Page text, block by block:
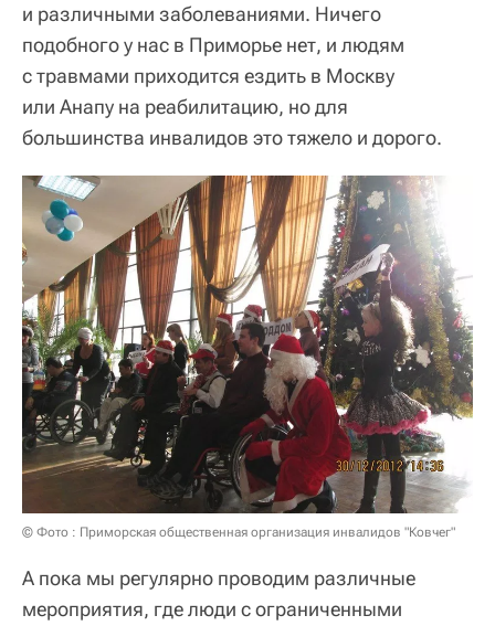
и различными заболеваниями. Ничего
подобного у нас в Приморье нет, и людям
с травмами приходится ездить в Москву
или Анапу на реабилитацию, но для
большинства инвалидов это тяжело и дорого.
© Фото : Приморская общественная организация инвалидов "Ковчег"
А пока мы регулярно проводим различные
мероприятия, где люди с ограниченными